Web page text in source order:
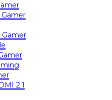
Gamer
2.1